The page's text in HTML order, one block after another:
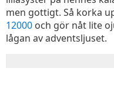
men gottigt. Så korka
12000 och gör nåt lite
lågan av adventsljuset.